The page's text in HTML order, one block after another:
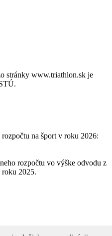
stránky www.triathlon.sk je
na šport v roku 2026:
rozpočtu vo výške odvodu z
2025.